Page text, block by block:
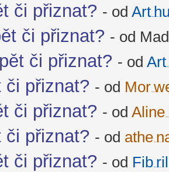
či přiznat? - od Art -diskusni-forum-
či přiznat? - od
či přiznat? - od Art -
či přiznat? - od Mor -diskusni-forum-
či přiznat? - od Aline -
či přiznat? - od athe -diskusni-forum-
či přiznat? - od Fib -diskusni-forum-
ril